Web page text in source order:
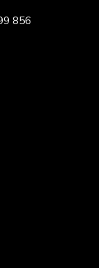
856